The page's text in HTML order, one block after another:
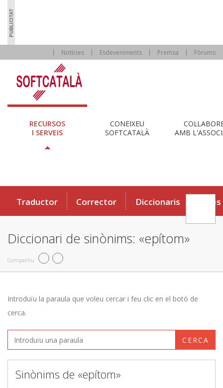
Notícies Esdeveniments Premsa Fòrums
RECURSOS
I SERVEIS
CONEIXEU
SOFTCATALÀ
AMB
Traductor Corrector Diccionaris Eines
Diccionari de sinònims: «epítom»
Compartiu
Introduïu la paraula que voleu cercar i feu clic en el botó de
cerca.
CERCA
Sinònims de «epítom»